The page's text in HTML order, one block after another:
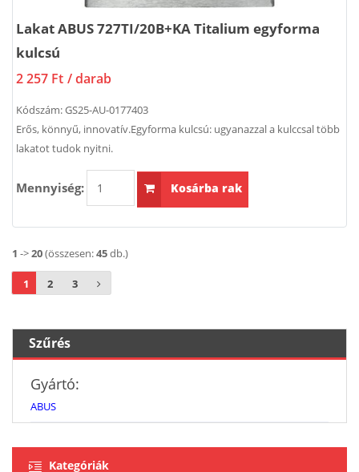
Lakat ABUS 727TI/20B+KA Titalium egyforma
kulcsú
2 257 Ft / darab
Kódszám:GS25-AU-0177403
Erős, könnyű, innovatív.Egyforma kulcsú: ugyanazzal a kulccsal több
lakatot tudok nyitni.
Mennyiség: Kosárba rak
1 ->20(összesen:45db.)
1 2 3
Szűrés
Gyártó:
ABUS
Kategóriák